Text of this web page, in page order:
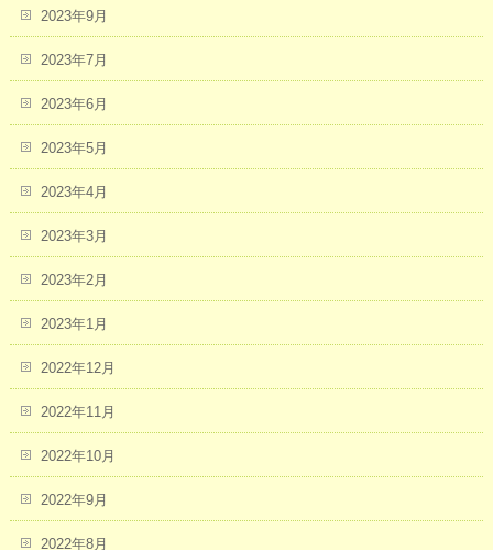
2023年9月
2023年7月
2023年6月
2023年5月
2023年4月
2023年3月
2023年2月
2023年1月
2022年12月
2022年11月
2022年10月
2022年9月
2022年8月